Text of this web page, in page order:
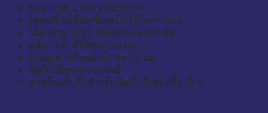
Size : 600 x 400 x 1650 mm.
โครงสร้างโต๊ะเครื่องแป้ง ไม้หนา 15มม.
ไม้มาตรฐาน E1 ปลอดภัยจากสารพิษ
แผ่น TOP พีวีซีหนา 30 มม.
กระจกสำหรับแต่งตัว หนา 3 มม.
มือจับไม้ยางพาราพ่นสี
มาพร้อมลิ้นชักสำหรับจัดเก็บสิ่งของชิ้นเล็กๆ